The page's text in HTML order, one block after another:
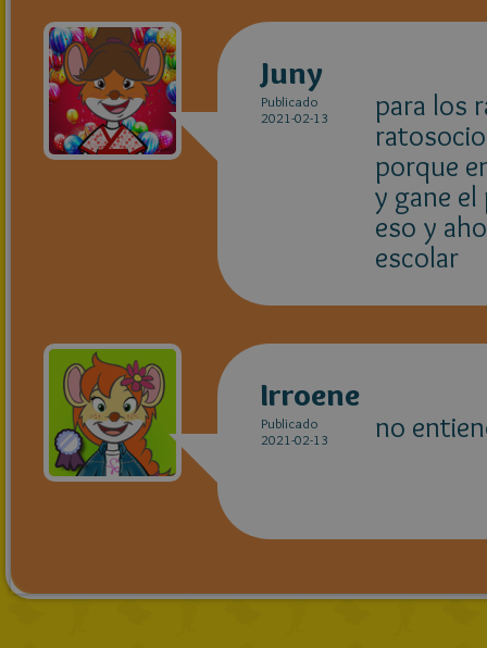
Juny
Publicado
2021-02-13
para los
porque
y gane
eso y
escolar
Irroene
Publicado
2021-02-13
no